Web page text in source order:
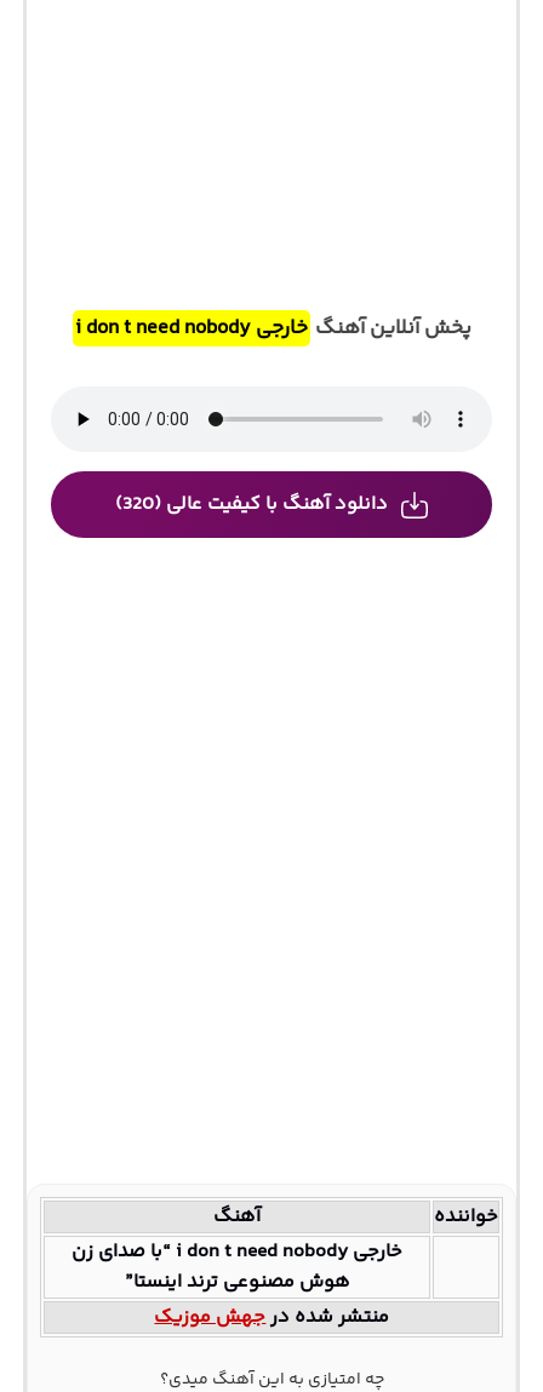
پخش آنلاین آهنگ خارجی i don t need nobody
دانلود آهنگ با کیفیت عالی (320)
خواننده
آهنگ
خارجی i don t need nobody “با صدای زن
هوش مصنوعی ترند اینستا”
منتشر شده درجهش موزیک
چه امتیازی به این آهنگ میدی؟